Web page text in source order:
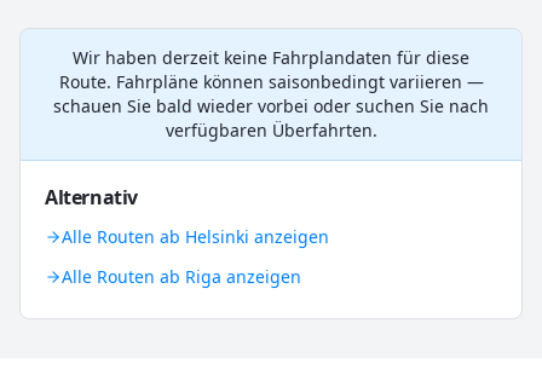
Wir haben derzeit keine Fahrplandaten für diese
Route. Fahrpläne können saisonbedingt variieren —
schauen Sie bald wieder vorbei oder suchen Sie nach
verfügbaren Überfahrten.
Alternativ
Alle Routen ab Helsinki anzeigen
Alle Routen ab Riga anzeigen